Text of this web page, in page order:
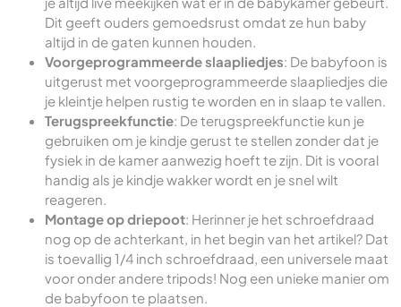
Dit geeft ouders gemoedsrust omdat ze hun baby
altijd in de gaten kunnen houden.
Voorgeprogrammeerde slaapliedjes: De babyfoon is
uitgerust met voorgeprogrammeerde slaapliedjes die
je kleintje helpen rustig te worden en in slaap te vallen.
Terugspreekfunctie: De terugspreekfunctie kun je
gebruiken om je kindje gerust te stellen zonder dat je
fysiek in de kamer aanwezig hoeft te zijn. Dit is vooral
handig als je kindje wakker wordt en je snel wilt
reageren.
Montage op driepoot: Herinner je het schroefdraad
nog op de achterkant, in het begin van het artikel? Dat
is toevallig 1/4 inch schroefdraad, een universele maat
voor onder andere tripods! Nog een unieke manier om
de babyfoon te plaatsen.